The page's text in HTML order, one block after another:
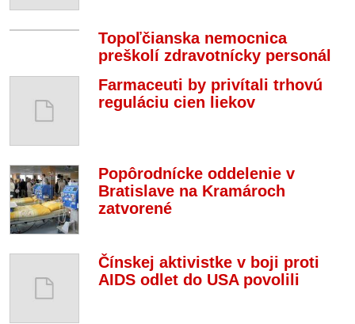
Topoľčianska nemocnica
preškolí zdravotnícky personál
Farmaceuti by privítali trhovú
reguláciu cien liekov
Popôrodnícke oddelenie v
Bratislave na Kramároch
zatvorené
Čínskej aktivistke v boji proti
AIDS odlet do USA povolili